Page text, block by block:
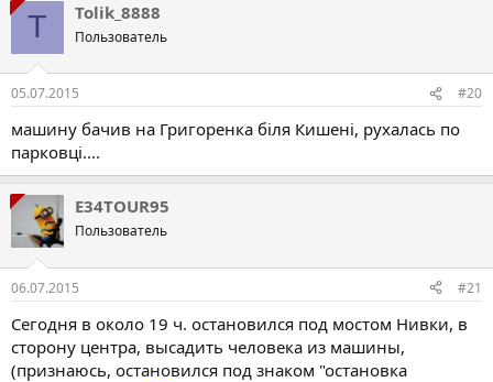
T Tolik_8888
Пользователь
05.07.2015 #20
машину бачив на Григоренка біля Кишені, рухалась по
парковці....
E34TOUR95
Пользователь
06.07.2015 #21
Сегодня в около 19 ч. остановился под мостом Нивки, в
сторону центра, высадить человека из машины,
(признаюсь, остановился под знаком "остановка